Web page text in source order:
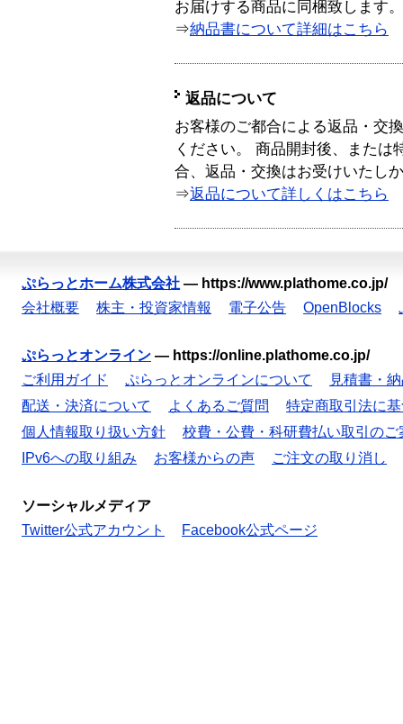
お届けする商品に同梱致します。
⇒納品書について詳細はこちら
返品について
お客様のご都合による返品・交
ください。 商品開封後、または
合、返品・交換はお受けいたし
⇒返品について詳しくはこちら
ぷらっとホーム株式会社 — https://www.plathome.co.jp/
会社概要
株主・投資家情報 電子公告 OpenBlocks
ぷらっとオンライン — https://online.plathome.co.jp/
ご利用ガイド
ぷらっとオンラインについて
見積書・
配送・決済について
よくあるご質問
特定商取引法に
個人情報取り扱い方針
校費・公費・科研費払い取引のご
IPv6への取り組み
お客様からの声 ご注文の取り消し
ソーシャルメディア
Twitter公式アカウント
Facebook公式ページ